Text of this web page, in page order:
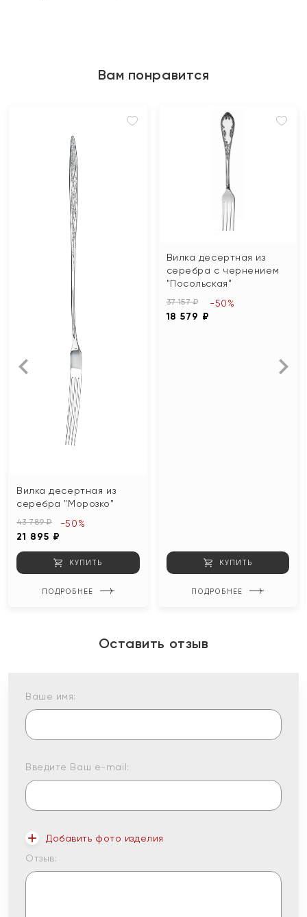
Вам понравится
Вилка десертная из
серебра "Морозко"
43 789 ₽
21 895 ₽
-50%
КУПИТЬ
ПОДРОБНЕЕ
Вилка десертная из
серебра с чернением
"Посольская"
37 157 ₽
18 579 ₽
-50%
КУПИТЬ
ПОДРОБНЕЕ
Оставить отзыв
Ваше имя:
Введите Ваш e-mail:
Добавить фото изделия
Отзыв: